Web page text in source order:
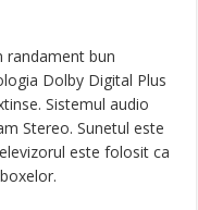
randament bun
Dolby Digital Plus
Sistemul audio
Stereo. Sunetul este
este folosit ca